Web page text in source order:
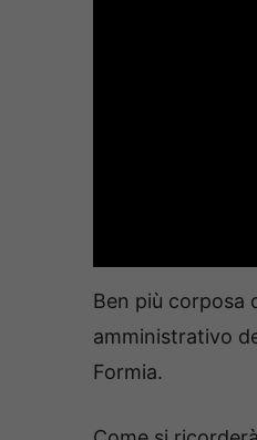
Ben più corposa
amministrativo
Formia.